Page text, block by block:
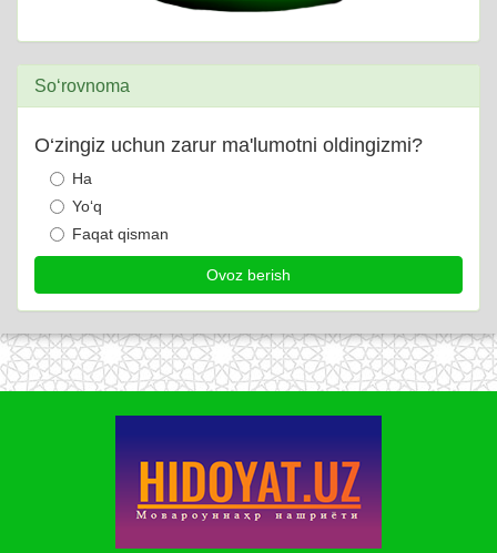
So‘rovnoma
O‘zingiz uchun zarur ma'lumotni oldingizmi?
Ha
Yo‘q
Faqat qisman